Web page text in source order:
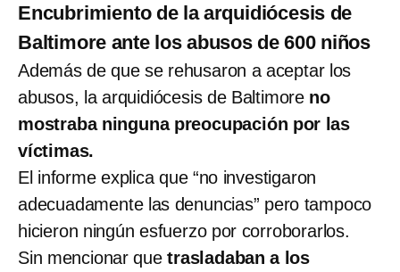
Encubrimiento de la arquidiócesis de
Baltimore ante los abusos de 600 niños
Además de que se rehusaron a aceptar los
abusos, la arquidiócesis de Baltimore no
mostraba ninguna preocupación por las
víctimas.
El informe explica que “no investigaron
adecuadamente las denuncias” pero tampoco
hicieron ningún esfuerzo por corroborarlos.
Sin mencionar quetrasladaban a los